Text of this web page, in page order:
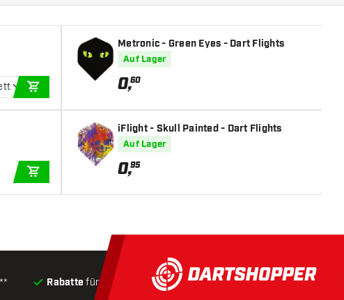
IN DEN WARENKORB
IN DEN WARENKORB
Metronic - Green Eyes - Dart Flights
Auf Lager
0,60
iFlight - Skull Painted - Dart Flights
Auf Lager
0,95
Rabatte für Kunden Produkte auf Lager, Versand